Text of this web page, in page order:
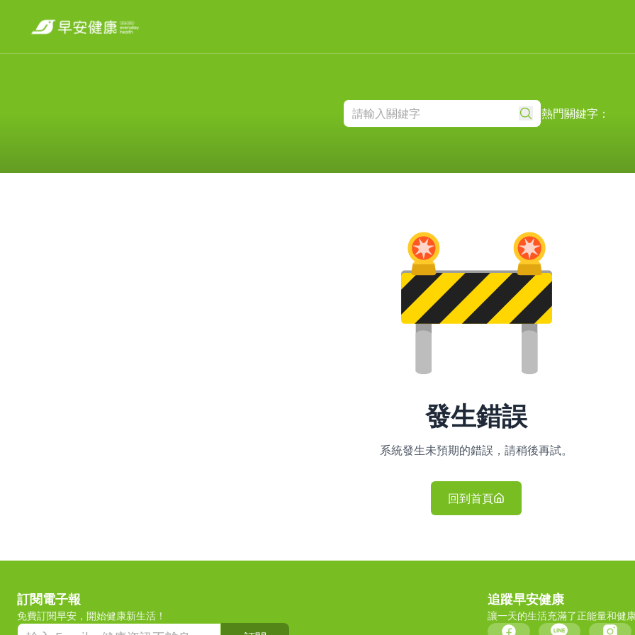
熱門關鍵字：
發生錯誤
系統發生未預期的錯誤，請稍後再試。
回到首頁
訂閱電子報
免費訂閱早安，開始健康新生活！
追蹤早安健康
讓一天的生活充滿了正能量和健